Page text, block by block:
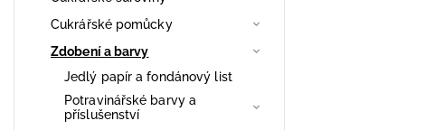
Cukrářské pomůcky
Zdobení a barvy
Jedlý papír a fondánový list
Potravinářské barvy a
příslušenství